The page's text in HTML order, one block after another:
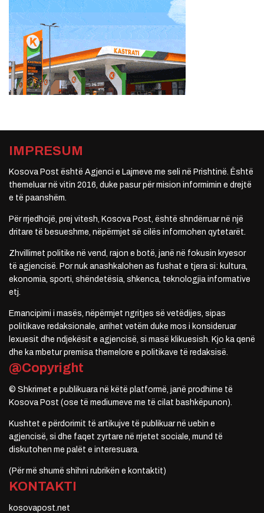
IMPRESUM
Kosova Post është Agjenci e Lajmeve me seli në Prishtinë. Është
themeluar në vitin 2016, duke pasur për mision informimin e drejtë
e të paanshëm.
Për rrjedhojë, prej vitesh, Kosova Post, është shndërruar në një
dritare të besueshme, nëpërmjet së cilës informohen qytetarët.
Zhvillimet politike në vend, rajon e botë, janë në fokusin kryesor
të agjencisë. Por nuk anashkalohen as fushat e tjera si: kultura,
ekonomia, sporti, shëndetësia, shkenca, teknologjia informative
etj.
Emancipimi i masës, nëpërmjet ngritjes së vetëdijes, sipas
politikave redaksionale, arrihet vetëm duke mos i konsideruar
lexuesit dhe ndjekësit e agjencisë, si masë klikuesish. Kjo ka qenë
dhe ka mbetur premisa themelore e politikave të redaksisë.
@Copyright
© Shkrimet e publikuara në këtë platformë, janë prodhime të
Kosova Post (ose të mediumeve me të cilat bashkëpunon).
Kushtet e përdorimit të artikujve të publikuar në uebin e
agjencisë, si dhe faqet zyrtare në rrjetet sociale, mund të
diskutohen me palët e interesuara.
(Për më shumë shihni rubrikën e kontaktit)
KONTAKTI
kosovapost.net